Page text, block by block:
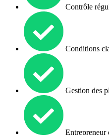
Contrôle
Conditions
Gestion des
Entrepreneur